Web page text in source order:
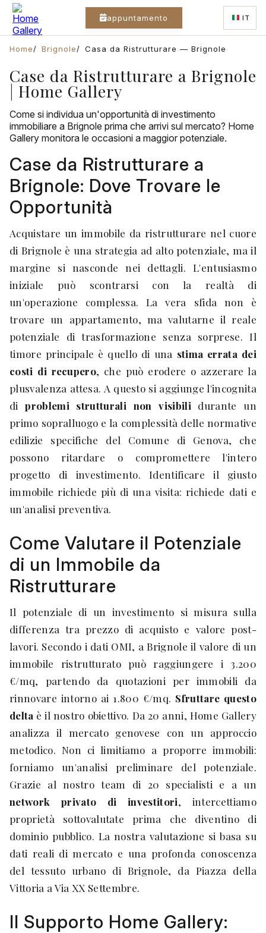
appuntamento IT
Home Brignole Casa da Ristrutturare — Brignole
Case da Ristrutturare a Brignole
| Home Gallery
Come si individua un'opportunità di investimento
immobiliare a Brignole prima che arrivi sul mercato? Home
Gallery monitora le occasioni a maggior potenziale.
Case da Ristrutturare a
Brignole: Dove Trovare le
Opportunità
Acquistare un immobile da ristrutturare nel cuore
di Brignole è una strategia ad alto potenziale, ma il
margine si nasconde nei dettagli. L'entusiasmo
iniziale può scontrarsi con la realtà di
un'operazione complessa. La vera sfida non è
trovare un appartamento, ma valutarne il reale
potenziale di trasformazione senza sorprese. Il
timore principale è quello di una stima errata dei
costi di recupero, che può erodere o azzerare la
plusvalenza attesa. A questo si aggiunge l'incognita
diproblemi strutturali non visibili durante un
primo sopralluogo e la complessità delle normative
edilizie specifiche del Comune di Genova, che
possono ritardare o compromettere l'intero
progetto di investimento. Identificare il giusto
immobile richiede più di una visita: richiede dati e
un'analisi preventiva.
Come Valutare il Potenziale
di un Immobile da
Ristrutturare
Il potenziale di un investimento si misura sulla
differenza tra prezzo di acquisto e valore post-
lavori. Secondo i dati OMI, a Brignole il valore di un
immobile ristrutturato può raggiungere i 3.200
€/mq, partendo da quotazioni per immobili da
rinnovare intorno ai 1.800 €/mq. Sfruttare questo
delta è il nostro obiettivo. Da 20 anni, Home Gallery
analizza il mercato genovese con un approccio
metodico. Non ci limitiamo a proporre immobili:
forniamo un'analisi preliminare del potenziale.
Grazie al nostro team di 20 specialisti e a un
network privato di investitori, intercettiamo
proprietà sottovalutate prima che diventino di
dominio pubblico. La nostra valutazione si basa su
dati reali di mercato e una profonda conoscenza
del tessuto urbano di Brignole, da Piazza della
Vittoria a Via XX Settembre.
Il Supporto Home Gallery: